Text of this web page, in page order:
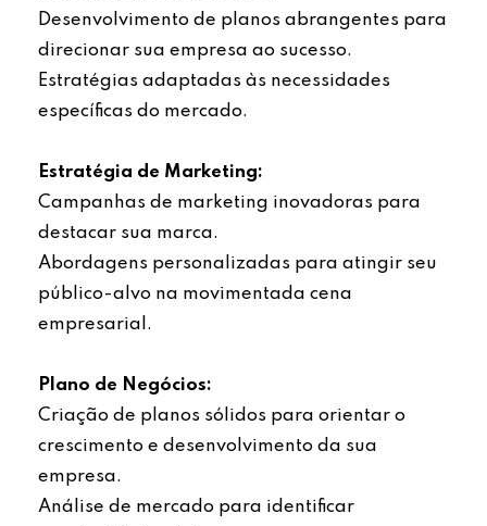
Desenvolvimento de planos abrangentes para
direcionar sua empresa ao sucesso.
Estratégias adaptadas às necessidades
específicas do mercado.
Estratégia de Marketing:
Campanhas de marketing inovadoras para
destacar sua marca.
Abordagens personalizadas para atingir seu
público-alvo na movimentada cena
empresarial.
Plano de Negócios:
Criação de planos sólidos para orientar o
crescimento e desenvolvimento da sua
empresa.
Análise de mercado para identificar